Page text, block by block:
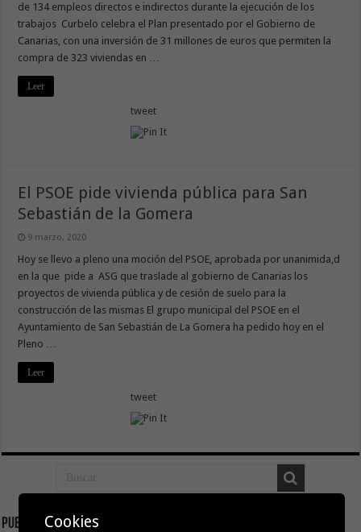
de 134 empleos directos e indirectos durante la ejecución de los
trabajos Curbelo celebra el Plan presentado por el Gobierno de
Canarias, con una inversión de 31 millones de euros que permiten la
compra de 323 viviendas en …
Leer
tweet
El PSOE pide vivienda pública para San
Sebastián de la Gomera
9 marzo, 2020
Hoy se llevo a pleno una moción del PSOE, aprobada por unanimida,d
en la que pide a ASG que traslade al gobierno de Canarias los
proyectos de vivienda pública y de cesión de suelo para la
construcción de las mismas El grupo municipal del PSOE en el
Ayuntamiento de San Sebastián de La Gomera ha pedido hoy en el
Pleno …
Leer
tweet
PublicidadCookies